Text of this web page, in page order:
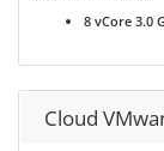
8 vCore 3.0
Cloud